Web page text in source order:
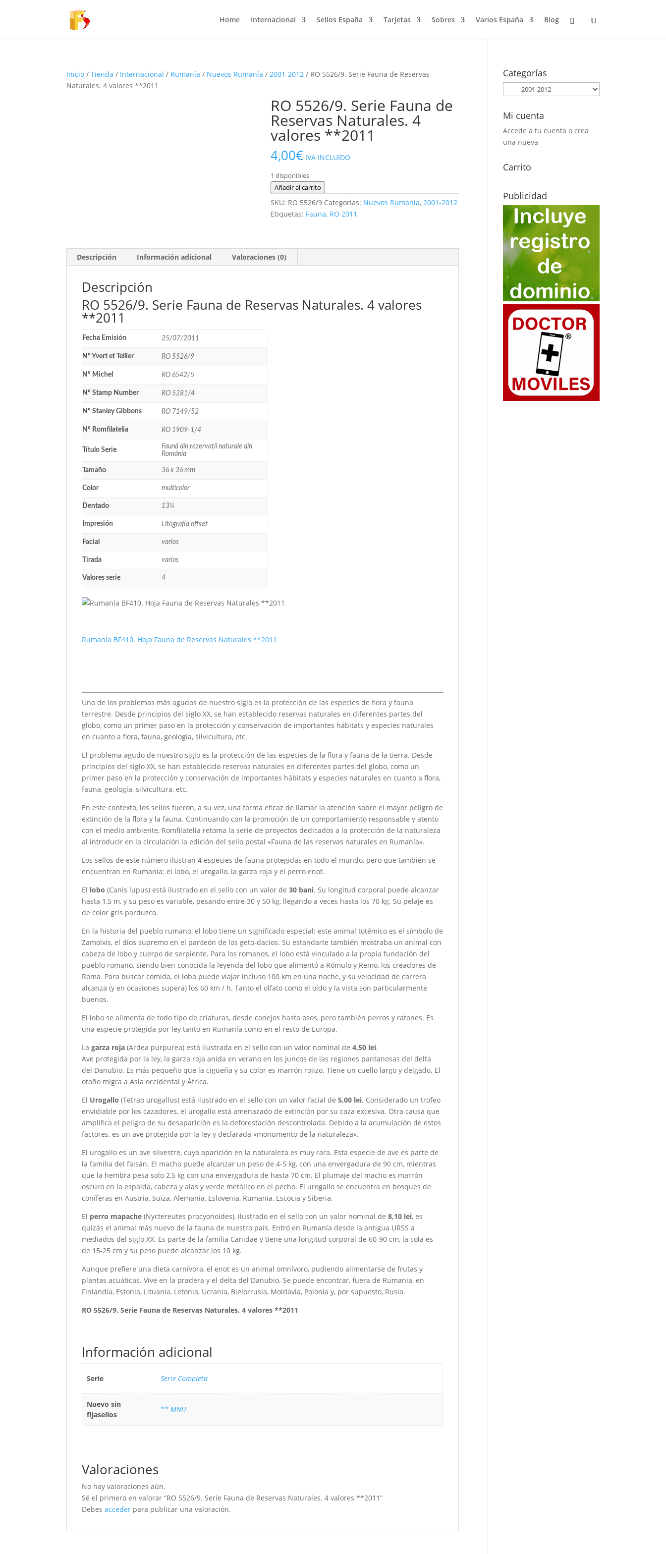
Home Internacional Sellos España Tarjetas Sobres Varios España Blog
Inicio /Tienda / Internacional / Rumanía / Nuevos Rumanía /2001-2012 / RO 5526/9. Serie Fauna de Reservas
Naturales. 4 valores **2011
RO 5526/9. Serie Fauna de
Reservas Naturales. 4
valores **2011
4,00€ IVA INCLUÍDO
1 disponibles
RO
5526/9.
Serie
Fauna
Naturales.
4
cantidad
Añadir al carrito
SKU: RO 5526/9 Categorías: Nuevos Rumanía,2001-2012
Etiquetas: Fauna, RO 2011
Descripción Información adicional Valoraciones (0)
Descripción
RO 5526/9. Serie Fauna de Reservas Naturales. 4 valores
**2011
Fecha Emisión 25/07/2011
Nº Yvert et Tellier RO 5526/9
Nº Michel RO 6542/5
Nº Stamp Number RO 5281/4
Nº Stanley Gibbons RO 7149/52
Nº Romfilatelia RO 1909-1/4
Título Serie
Faunã din rezervații naturale din
România
Tamaño 36 x 36 mm
Color multicolor
Dentado 13¼
Impresión Litografía offset
Facial varios
Tirada varios
Valores serie 4
Rumanía BF410. Hoja Fauna de Reservas Naturales **2011
Uno de los problemas más agudos de nuestro siglo es la protección de las especies de flora y fauna
terrestre. Desde principios del siglo XX, se han establecido reservas naturales en diferentes partes del
globo, como un primer paso en la protección y conservación de importantes hábitats y especies naturales
en cuanto a flora, fauna, geología, silvicultura, etc.
El problema agudo de nuestro siglo es la protección de las especies de la flora y fauna de la tierra. Desde
principios del siglo XX, se han establecido reservas naturales en diferentes partes del globo, como un
primer paso en la protección y conservación de importantes hábitats y especies naturales en cuanto a flora,
fauna, geología, silvicultura, etc.
En este contexto, los sellos fueron, a su vez, una forma eficaz de llamar la atención sobre el mayor peligro de
extinción de la flora y la fauna. Continuando con la promoción de un comportamiento responsable y atento
con el medio ambiente, Romfilatelia retoma la serie de proyectos dedicados a la protección de la naturaleza
al introducir en la circulación la edición del sello postal «Fauna de las reservas naturales en Rumanía».
Los sellos de este número ilustran 4 especies de fauna protegidas en todo el mundo, pero que también se
encuentran en Rumanía: el lobo, el urogallo, la garza roja y el perro enot.
El lobo (Canis lupus) está ilustrado en el sello con un valor de30 bani. Su longitud corporal puede alcanzar
hasta 1,5 m, y su peso es variable, pesando entre 30 y 50 kg, llegando a veces hasta los 70 kg. Su pelaje es
de color gris parduzco.
En la historia del pueblo rumano, el lobo tiene un significado especial: este animal totémico es el símbolo de
Zamolxis, el dios supremo en el panteón de los geto-dacios. Su estandarte también mostraba un animal con
cabeza de lobo y cuerpo de serpiente. Para los romanos, el lobo está vinculado a la propia fundación del
pueblo romano, siendo bien conocida la leyenda del lobo que alimentó a Rómulo y Remo, los creadores de
Roma. Para buscar comida, el lobo puede viajar incluso 100 km en una noche, y su velocidad de carrera
alcanza (y en ocasiones supera) los 60 km / h. Tanto el olfato como el oído y la vista son particularmente
buenos.
El lobo se alimenta de todo tipo de criaturas, desde conejos hasta osos, pero también perros y ratones. Es
una especie protegida por ley tanto en Rumanía como en el resto de Europa.
Lagarza roja (Ardea purpurea) está ilustrada en el sello con un valor nominal de4,50 lei.
Ave protegida por la ley, la garza roja anida en verano en los juncos de las regiones pantanosas del delta
del Danubio. Es más pequeño que la cigüeña y su color es marrón rojizo. Tiene un cuello largo y delgado. El
otoño migra a Asia occidental y África.
El Urogallo (Tetrao urogallus) está ilustrado en el sello con un valor facial de5,00 lei. Considerado un trofeo
envidiable por los cazadores, el urogallo está amenazado de extinción por su caza excesiva. Otra causa que
amplifica el peligro de su desaparición es la deforestación descontrolada. Debido a la acumulación de estos
factores, es un ave protegida por la ley y declarada «monumento de la naturaleza».
El urogallo es un ave silvestre, cuya aparición en la naturaleza es muy rara. Esta especie de ave es parte de
la familia del faisán. El macho puede alcanzar un peso de 4-5 kg, con una envergadura de 90 cm, mientras
que la hembra pesa solo 2,5 kg con una envergadura de hasta 70 cm. El plumaje del macho es marrón
oscuro en la espalda, cabeza y alas y verde metálico en el pecho. El urogallo se encuentra en bosques de
coníferas en Austria, Suiza, Alemania, Eslovenia, Rumania, Escocia y Siberia.
El perro mapache (Nyctereutes procyonoides), ilustrado en el sello con un valor nominal de8,10 lei, es
quizás el animal más nuevo de la fauna de nuestro país. Entró en Rumanía desde la antigua URSS a
mediados del siglo XX. Es parte de la familia Canidae y tiene una longitud corporal de 60-90 cm, la cola es
de 15-25 cm y su peso puede alcanzar los 10 kg.
Aunque prefiere una dieta carnívora, el enot es un animal omnívoro, pudiendo alimentarse de frutas y
plantas acuáticas. Vive en la pradera y el delta del Danubio. Se puede encontrar, fuera de Rumania, en
Finlandia, Estonia, Lituania, Letonia, Ucrania, Bielorrusia, Moldavia, Polonia y, por supuesto, Rusia.
RO 5526/9. Serie Fauna de Reservas Naturales. 4 valores **2011
Información adicional
Serie Serie Completa
Nuevo sin
fijasellos
** MNH
Valoraciones
No hay valoraciones aún.
Sé el primero en valorar “RO 5526/9. Serie Fauna de Reservas Naturales. 4 valores **2011”
Debesacceder para publicar una valoración.
Categorías
Mi cuenta
Accede a tu cuenta o crea
una nueva
Carrito
Publicidad